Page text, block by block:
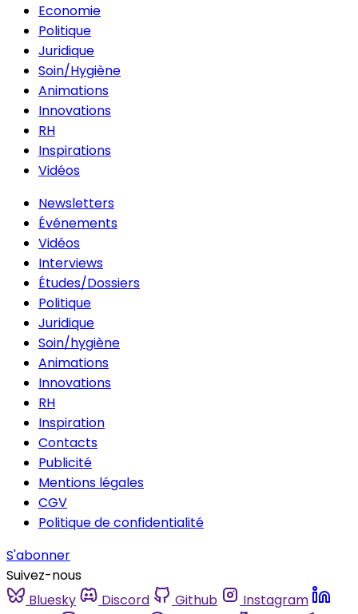
Economie
Politique
Juridique
Soin/Hygiène
Animations
Innovations
RH
Inspirations
Vidéos
Newsletters
Événements
Vidéos
Interviews
Études/Dossiers
Politique
Juridique
Soin/hygiène
Animations
Innovations
RH
Inspiration
Contacts
Publicité
Mentions légales
CGV
Politique de confidentialité
S'abonner
Suivez-nous
Bluesky
Discord Github
Instagram